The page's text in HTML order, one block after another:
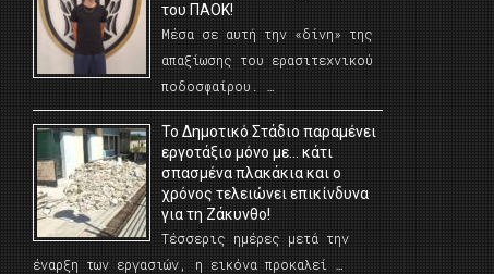
του ΠΑΟΚ!
Μέσα σε αυτή την «δίνη» της
απαξίωσης του ερασιτεχνικού
ποδοσφαίρου. …
Το Δημοτικό Στάδιο παραμένει
εργοτάξιο μόνο με… κάτι
σπασμένα πλακάκια και ο
χρόνος τελειώνει επικίνδυνα
για τη Ζάκυνθο!
Τέσσερις ημέρες μετά την
έναρξη των εργασιών, η εικόνα προκαλεί …